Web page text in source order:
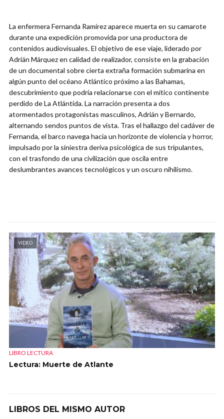
La enfermera Fernanda Ramírez aparece muerta en su camarote
durante una expedición promovida por una productora de
contenidos audiovisuales. El objetivo de ese viaje, liderado por
Adrián Márquez en calidad de realizador, consiste en la grabación
de un documental sobre cierta extraña formación submarina en
algún punto del océano Atlántico próximo a las Bahamas,
descubrimiento que podría relacionarse con el mítico continente
perdido de La Atlántida. La narración presenta a dos
atormentados protagonistas masculinos, Adrián y Bernardo,
alternando sendos puntos de vista. Tras el hallazgo del cadáver de
Fernanda, el barco navega hacia un horizonte de violencia y horror,
impulsado por la siniestra deriva psicológica de sus tripulantes,
con el trasfondo de una civilización que oscila entre
deslumbrantes avances tecnológicos y un oscuro nihilismo.
VIDEO
LIBRO LECTURA
Lectura: Muerte de Atlante
LIBROS DEL MISMO AUTOR